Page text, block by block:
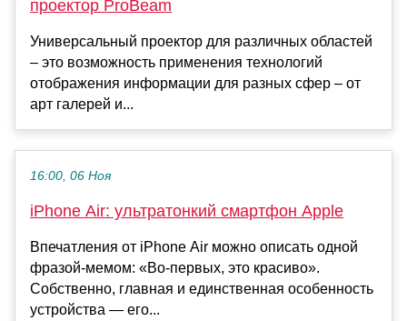
проектор ProBeam
Универсальный проектор для различных областей
– это возможность применения технологий
отображения информации для разных сфер – от
арт галерей и...
16:00, 06 Ноя
iPhone Air: ультратонкий смартфон Apple
Впечатления от iPhone Air можно описать одной
фразой-мемом: «Во-первых, это красиво».
Собственно, главная и единственная особенность
устройства — его...